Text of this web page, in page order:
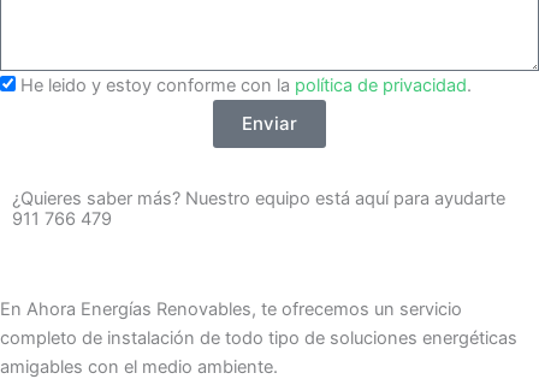
He leido y estoy conforme con la política de privacidad.
Enviar
¿Quieres saber más? Nuestro equipo está aquí para ayudarte
911 766 479
En Ahora Energías Renovables, te ofrecemos un servicio
completo de instalación de todo tipo de soluciones energéticas
amigables con el medio ambiente.